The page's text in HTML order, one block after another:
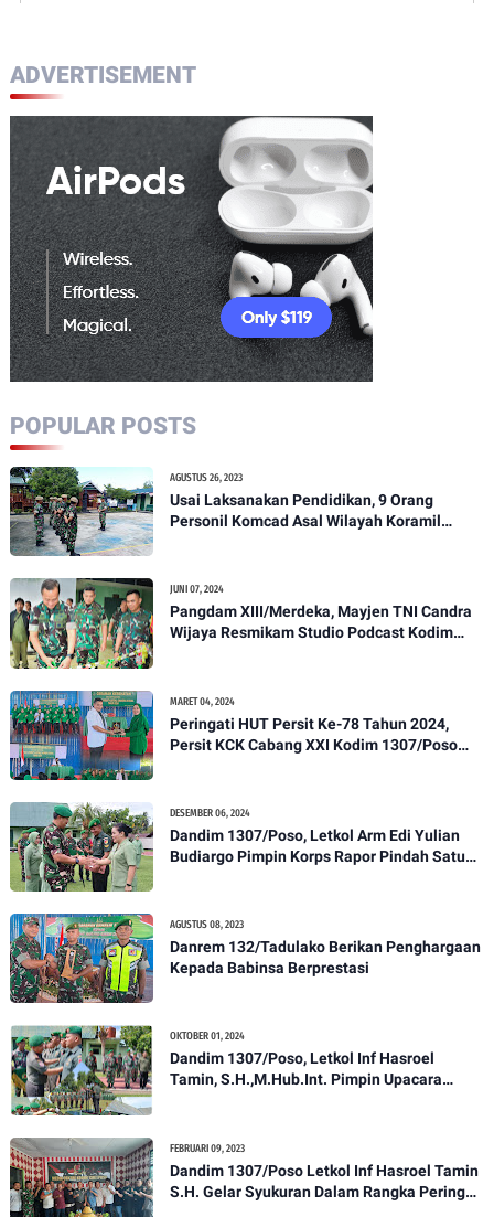
ADVERTISEMENT
POPULAR POSTS
AGUSTUS 26, 2023
Usai Laksanakan Pendidikan, 9 Orang
Personil Komcad Asal Wilayah Koramil
JUNI 07, 2024
Pangdam XIII/Merdeka, Mayjen TNI Candra
Wijaya Resmikam Studio Podcast Kodim
MARET 04, 2024
Peringati HUT Persit Ke-78 Tahun 2024,
Persit KCK Cabang XXI Kodim 1307/Poso
DESEMBER 06, 2024
Dandim 1307/Poso, Letkol Arm Edi Yulian
Budiargo Pimpin Korps Rapor Pindah Satuan
AGUSTUS 08, 2023
Danrem 132/Tadulako Berikan Penghargaan
Kepada Babinsa Berprestasi
OKTOBER 01, 2024
Dandim 1307/Poso, Letkol Inf Hasroel
Tamin, S.H.,M.Hub.Int. Pimpin Upacara
FEBRUARI 09, 2023
Dandim 1307/Poso Letkol Inf Hasroel Tamin
S.H. Gelar Syukuran Dalam Rangka Peringati